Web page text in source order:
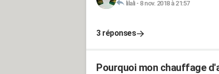
lilali- 8 nov. 2018 à 21:57
3 réponses
Pourquoi mon chauffage